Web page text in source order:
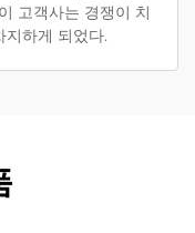
고객사는 경쟁이 치
지하게 되었다.